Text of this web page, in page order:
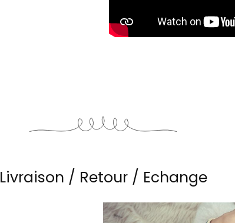
Livraison / Retour / Echange